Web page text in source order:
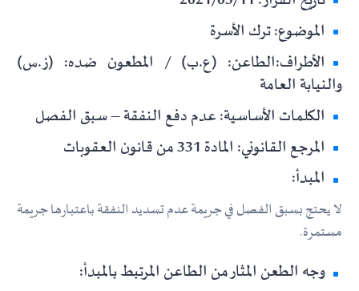
الموضوع: ترك الأسرة
الأطراف:الطاعن: (ع.ب) / المطعون ضده: (ز.س)
والنيابة العامة
الكلمات الأساسية: عدم دفع النفقة – سبق الفصل
المرجع القانوني: المادة 331 من قانون العقوبات
المبدأ:
لا يحتج بسبق الفصل في جريمة عدم تسديد النفقة باعتبارها جريمة
مستمرة.
وجه الطعن المثار من الطاعن المرتبط بالمبدأ: